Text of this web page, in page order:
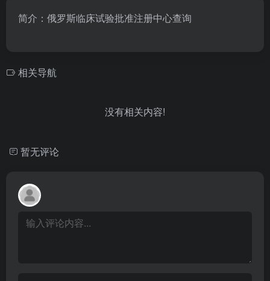
简介：俄罗斯临床试验批准注册中心查询
相关导航
没有相关内容!
暂无评论